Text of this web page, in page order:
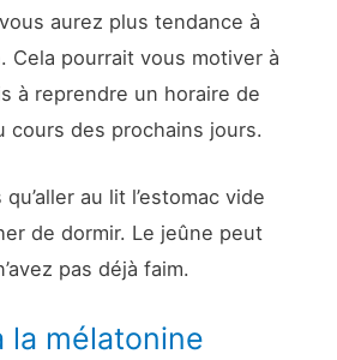
aurez plus tendance à
Cela pourrait vous motiver à
à reprendre un horaire de
cours des prochains jours.
au lit l’estomac vide
de dormir. Le jeûne peut
pas déjà faim.
la mélatonine